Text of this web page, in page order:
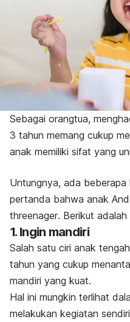
Sebagai orangtua,
3 tahun memang cukup
anak memiliki sifat yang
Untungnya, ada
pertanda bahwa anak
threenager. Berikut
1. Ingin mandiri
Salah satu ciri anak
tahun yang cukup
mandiri yang kuat.
Hal ini mungkin terlihat
melakukan kegiatan